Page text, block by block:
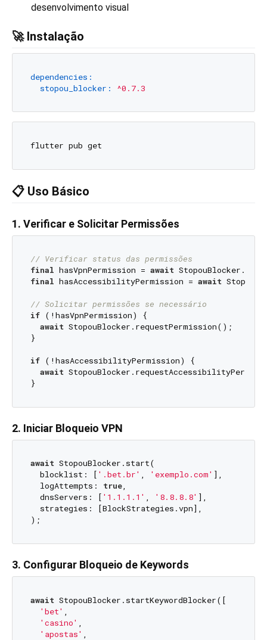
desenvolvimento visual
🚀 Instalação
dependencies:
stopou_blocker:
^0.7.3
📋 Uso Básico
1. Verificar e Solicitar Permissões
// Verificar status das permissões
final hasVpnPermission = await
final hasAccessibilityPermission = await
// Solicitar permissões se necessário
if (!hasVpnPermission) {
await StopouBlocker.requestPermission();
}
if (!hasAccessibilityPermission) {
await
2. Iniciar Bloqueio VPN
await StopouBlocker.start(
  blocklist: [
'.bet.br' , 'exemplo.com' ],
  logAttempts:
true,
  dnsServers: [
'1.1.1.1' , '8.8.8.8' ],
  strategies: [BlockStrategies.vpn],
3. Configurar Bloqueio de Keywords
await StopouBlocker.startKeywordBlocker([
'bet'
'casino'
'apostas'